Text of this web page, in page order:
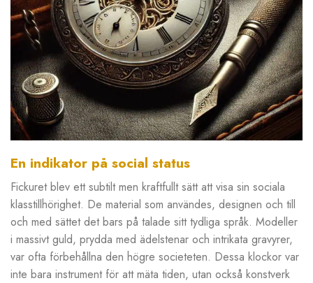
En indikator på social status
Fickuret blev ett subtilt men kraftfullt sätt att visa sin sociala
klasstillhörighet. De material som användes, designen och till
och med sättet det bars på talade sitt tydliga språk. Modeller
i massivt guld, prydda med ädelstenar och intrikata gravyrer,
var ofta förbehållna den högre societeten. Dessa klockor var
inte bara instrument för att mäta tiden, utan också konstverk